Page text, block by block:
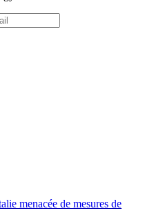
menacée de mesures de